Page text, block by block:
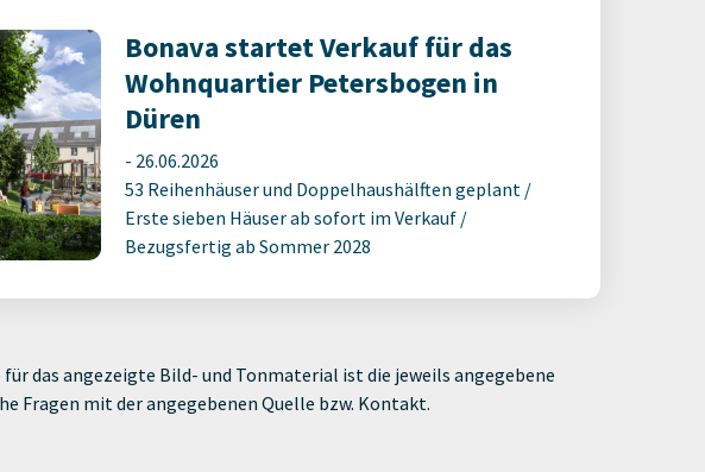
Bonava startet Verkauf für das
Wohnquartier Petersbogen in
Düren
- 26.06.2026
53 Reihenhäuser und Doppelhaushälften geplant /
Erste sieben Häuser ab sofort im Verkauf /
Bezugsfertig ab Sommer 2028
das angezeigte Bild- und Tonmaterial ist die jeweils angegebene
Fragen mit der angegebenen Quelle bzw. Kontakt.